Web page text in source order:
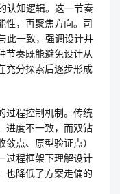
认知逻辑。这一节奏
性，再聚焦方向。司
此一致，强调设计并
节奏既能避免设计从
充分探索后逐步形成
过程控制机制。传统
进度不一致，而双钻
点、原型验证点）
过程框架下理解设计
也降低了方案走偏的